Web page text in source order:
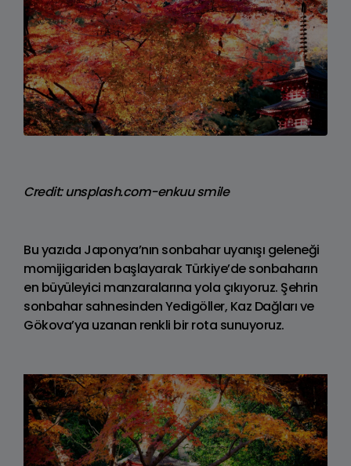
Credit: unsplash.com-enkuu smile
Bu yazıda Japonya’nın sonbahar uyanışı geleneği
momijigariden başlayarak Türkiye’de sonbaharın
en büyüleyici manzaralarına yola çıkıyoruz. Şehrin
sonbahar sahnesinden Yedigöller, Kaz Dağları ve
Gökova’ya uzanan renkli bir rota sunuyoruz.